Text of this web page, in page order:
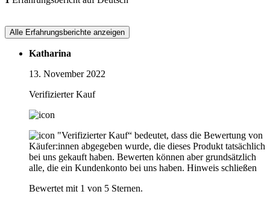
Alle Erfahrungsberichte anzeigen
Katharina
13. November 2022
Verifizierter Kauf
"Verifizierter Kauf“ bedeutet, dass die Bewertung von
Käufer:innen abgegeben wurde, die dieses Produkt tatsächlich
bei uns gekauft haben. Bewerten können aber grundsätzlich
alle, die ein Kundenkonto bei uns haben. Hinweis schließen
Bewertet mit 1 von 5 Sternen.